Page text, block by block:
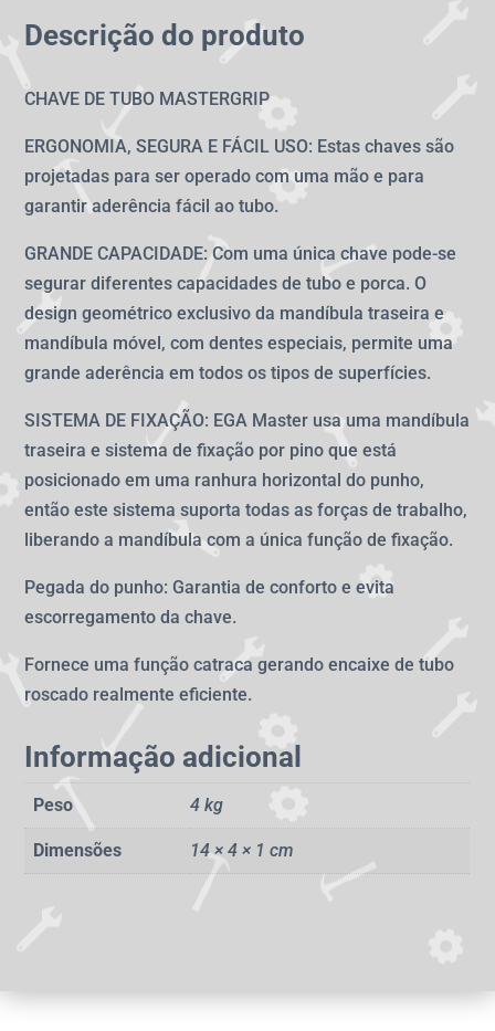
Descrição do produto
CHAVE DE TUBO MASTERGRIP
ERGONOMIA, SEGURA E FÁCIL USO: Estas chaves são
projetadas para ser operado com uma mão e para
garantir aderência fácil ao tubo.
GRANDE CAPACIDADE: Com uma única chave pode-se
segurar diferentes capacidades de tubo e porca. O
design geométrico exclusivo da mandíbula traseira e
mandíbula móvel, com dentes especiais, permite uma
grande aderência em todos os tipos de superfícies.
SISTEMA DE FIXAÇÃO: EGA Master usa uma mandíbula
traseira e sistema de fixação por pino que está
posicionado em uma ranhura horizontal do punho,
então este sistema suporta todas as forças de trabalho,
liberando a mandíbula com a única função de fixação.
Pegada do punho: Garantia de conforto e evita
escorregamento da chave.
Fornece uma função catraca gerando encaixe de tubo
roscado realmente eficiente.
Informação adicional
Peso 4 kg
Dimensões 14 × 4 × 1 cm